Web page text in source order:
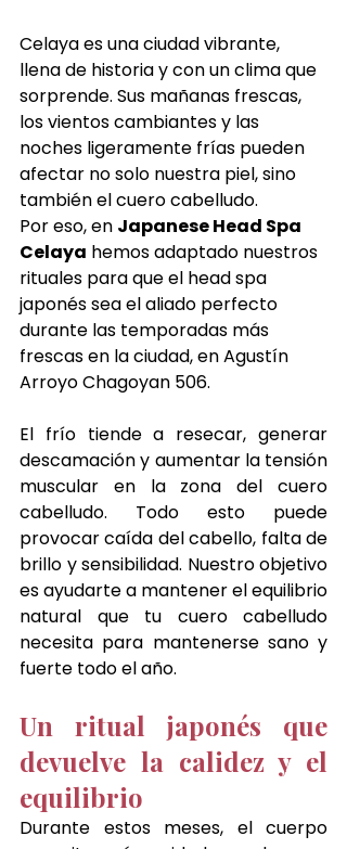
Celaya es una ciudad vibrante,
llena de historia y con un clima que
sorprende. Sus mañanas frescas,
los vientos cambiantes y las
noches ligeramente frías pueden
afectar no solo nuestra piel, sino
también el cuero cabelludo.
Por eso, en Japanese Head Spa
Celaya hemos adaptado nuestros
rituales para que el head spa
japonés sea el aliado perfecto
durante las temporadas más
frescas en la ciudad, en Agustín
Arroyo Chagoyan 506.
El frío tiende a resecar, generar
descamación y aumentar la tensión
muscular en la zona del cuero
cabelludo. Todo esto puede
provocar caída del cabello, falta de
brillo y sensibilidad. Nuestro objetivo
es ayudarte a mantener el equilibrio
natural que tu cuero cabelludo
necesita para mantenerse sano y
fuerte todo el año.
Un ritual japonés que
devuelve la calidez y el
equilibrio
Durante estos meses, el cuerpo